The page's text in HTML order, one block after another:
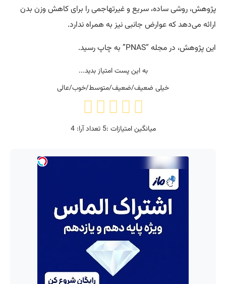
پژوهش، روشی ساده، سریع و غیرتهاجمی را برای کاهش وزن بدن
ارائه می‌دهد که عوارض جانبی نیز به همراه ندارد.
این پژوهش، در مجله “PNAS” به چاپ رسید.
به این پست امتیاز بدید...
خیلی ضعیف/ضعیف/متوسط/خوب/عالی
میانگین امتیازات :5 تعداد آرا:4